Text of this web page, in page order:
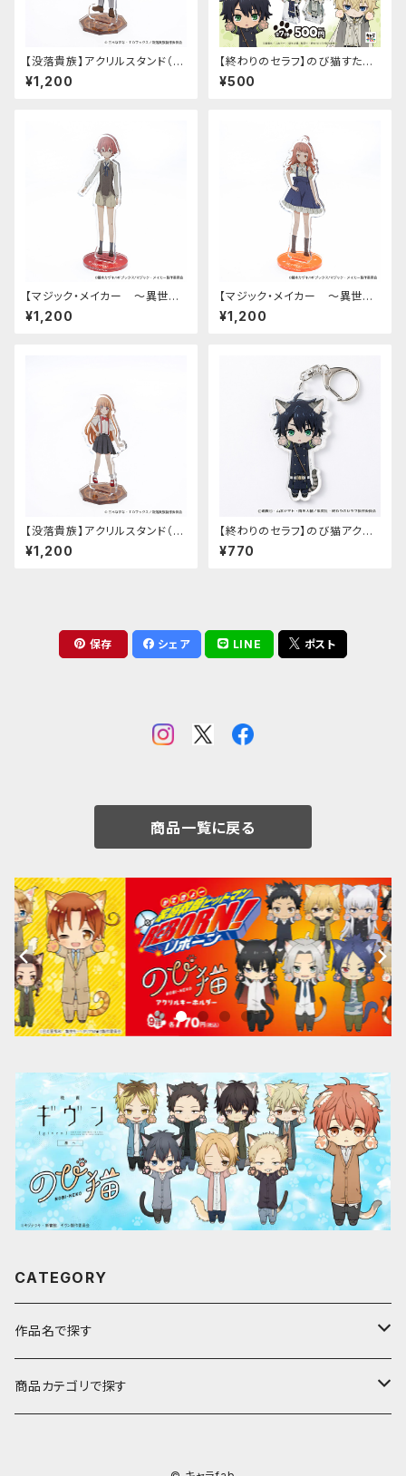
【没落貴族】アクリルスタンド（リ
アム）
¥1,200
【終わりのセラフ】のび猫すたん
だっぷ
¥500
【マジック・メイカー ～異世界
魔法の作り方～】アクリルスタン
ド（シオン）
¥1,200
【マジック・メイカー ～異世界
魔法の作り方～】アクリルスタン
ド（マリー）
¥1,200
【没落貴族】アクリルスタンド（少
女ラードーン）
¥1,200
【終わりのセラフ】のび猫アクリ
ルキーホルダー（百夜優一郎）
¥770
保存 シェア LINE ポスト
商品一覧に戻る
CATEGORY
作品名で探す
ア行
商品カテゴリで探す